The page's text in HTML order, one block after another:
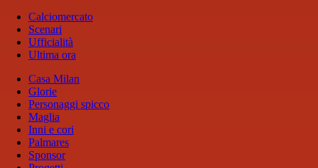
Calciomercato
Scenari
Ufficialità
Ultima ora
Casa Milan
Glorie
Personaggi spicco
Maglia
Inni e cori
Palmares
Sponsor